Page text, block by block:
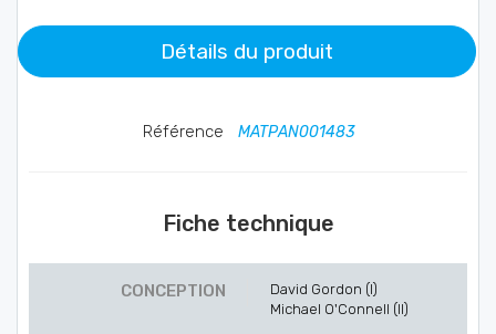
Détails du produit
Référence MATPAN001483
Fiche technique
CONCEPTION
David Gordon (I)
Michael O'Connell (II)